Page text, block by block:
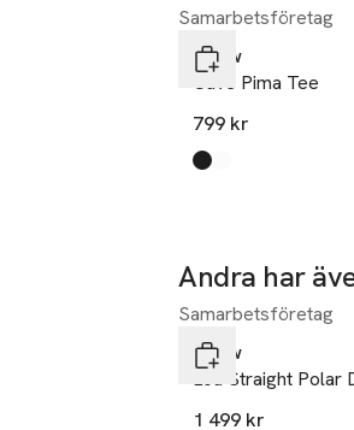
Hoppa över bildspelet
Samarbetsföretag
Neuw
Cave Pima Tee
799 kr
Produkten finns i
black
white
Andra har
Hoppa över bildspelet
Samarbetsföretag
Neuw
Lou Straight Polar
1 499 kr